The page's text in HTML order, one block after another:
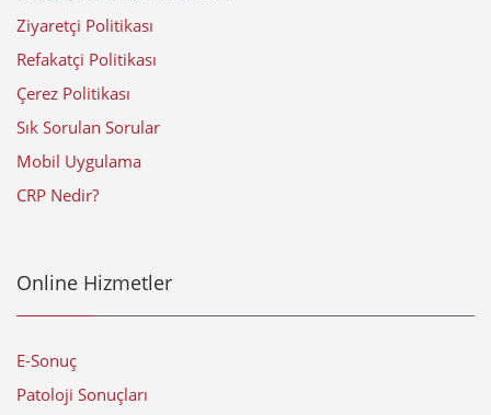
Ziyaretçi Politikası
Refakatçi Politikası
Çerez Politikası
Sık Sorulan Sorular
Mobil Uygulama
CRP Nedir?
Online Hizmetler
E-Sonuç
Patoloji Sonuçları